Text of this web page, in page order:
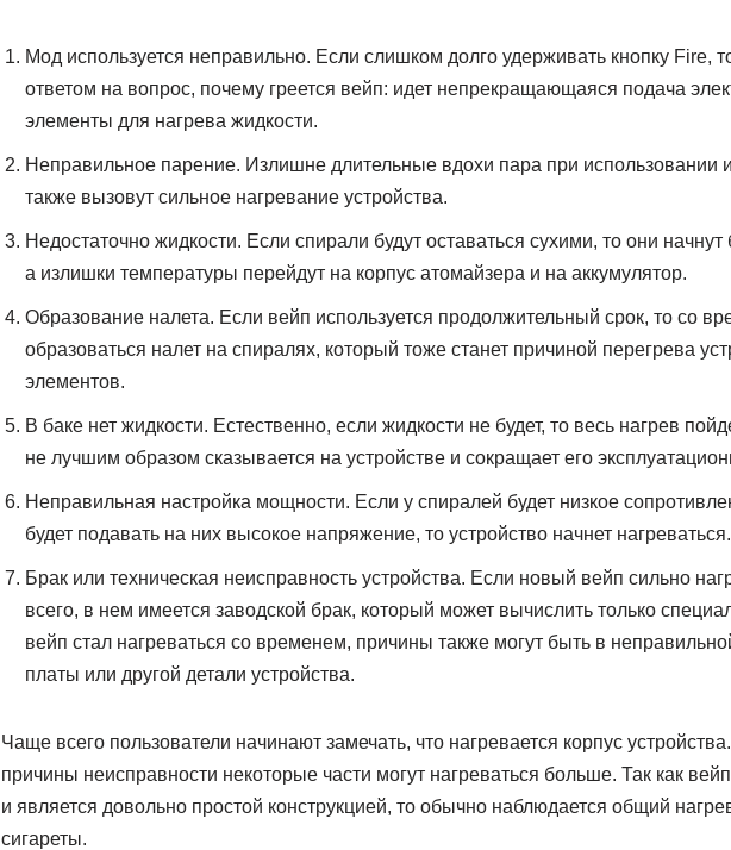
Мод используется неправильно. Если слишком долго удерживать кнопку Fire,
ответом на вопрос, почему греется вейп: идет непрекращающаяся подача
элементы для нагрева жидкости.
Неправильное парение. Излишне длительные вдохи пара при использовании
также вызовут сильное нагревание устройства.
Недостаточно жидкости. Если спирали будут оставаться сухими, то они начнут
а излишки температуры перейдут на корпус атомайзера и на аккумулятор.
Образование налета. Если вейп используется продолжительный срок, то со
образоваться налет на спиралях, который тоже станет причиной перегрева
элементов.
В баке нет жидкости. Естественно, если жидкости не будет, то весь нагрев
не лучшим образом сказывается на устройстве и сокращает его
Неправильная настройка мощности. Если у спиралей будет низкое
будет подавать на них высокое напряжение, то устройство начнет нагреваться.
Брак или техническая неисправность устройства. Если новый вейп сильно
всего, в нем имеется заводской брак, который может вычислить только
вейп стал нагреваться со временем, причины также могут быть в
платы или другой детали устройства.
Чаще всего пользователи начинают замечать, что нагревается корпус
причины неисправности некоторые части могут нагреваться больше. Так как
и является довольно простой конструкцией, то обычно наблюдается общий
сигареты.